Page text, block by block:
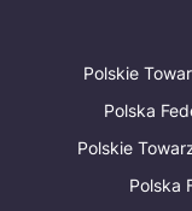
Polskie
Polska
Polskie
Polska